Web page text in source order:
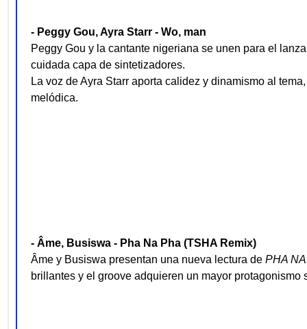
- Peggy Gou, Ayra Starr - Wo, man
Peggy Gou y la cantante nigeriana se unen para el
cuidada capa de sintetizadores.
La voz de Ayra Starr aporta calidez y dinamismo al
melódica.
- Âme, Busiswa - Pha Na Pha (TSHA Remix)
Âme y Busiswa presentan una nueva lectura de PHA
brillantes y el groove adquieren un mayor